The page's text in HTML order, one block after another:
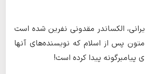
الکساندر مقدونی نفرین شده است
پس از اسلام که نویسنده‌های آنها
پیامبرگونه پیدا کرده است!